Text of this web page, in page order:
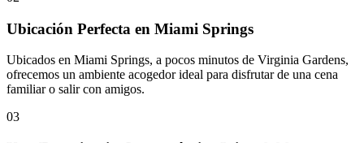
Ubicación Perfecta en Miami Springs
Ubicados en Miami Springs, a pocos minutos de Virginia Gardens,
ofrecemos un ambiente acogedor ideal para disfrutar de una cena
familiar o salir con amigos.
03